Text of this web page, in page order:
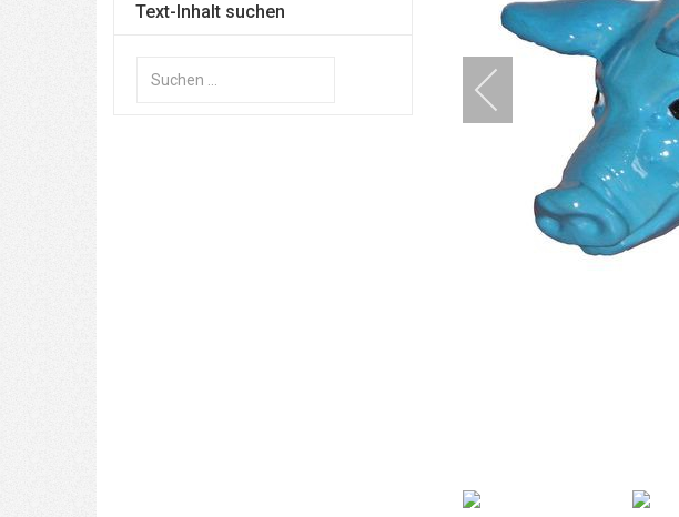
Text-Inhalt suchen